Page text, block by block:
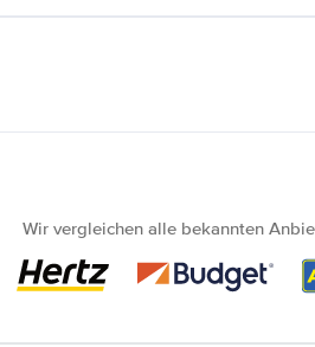
Wir vergleichen alle bekannten